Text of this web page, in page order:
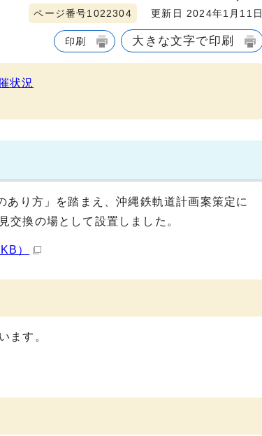
ページ番号1022304 更新日 2024年1月11日
印刷 大きな文字で印刷
状況
り方」を踏まえ、沖縄鉄軌道計画案策定に
交換の場として設置しました。
）
ます。